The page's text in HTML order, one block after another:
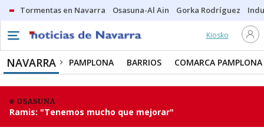
Tormentas en Navarra Osasuna-Al Ain Gorka Rodríguez
Kiosko
NAVARRA PAMPLONA BARRIOS COMARCA PAMPLONA
OSASUNA
Ramis: "Tenemos mucho que mejorar"